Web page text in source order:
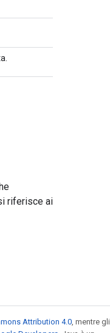
riferisce ai
Attribution 4.0 , mentre gli